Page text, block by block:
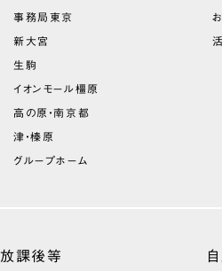
事務局東京
新大宮
生駒
イオンモール橿原
高の原・南京都
津・榛原
グループホーム
放課後等